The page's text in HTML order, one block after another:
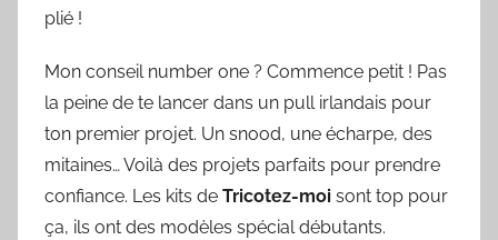
plié !
Mon conseil number one ? Commence petit ! Pas
la peine de te lancer dans un pull irlandais pour
ton premier projet. Un snood, une écharpe, des
mitaines… Voilà des projets parfaits pour prendre
confiance. Les kits de Tricotez-moi sont top pour
ça, ils ont des modèles spécial débutants.